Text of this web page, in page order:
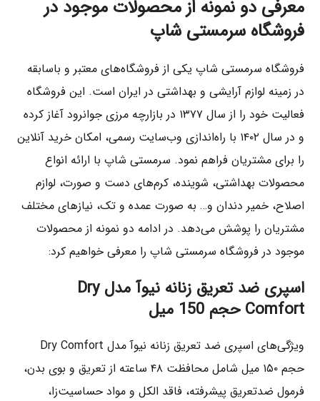
معرفی دو نمونه از محصولات موجود در
فروشگاه سرمستی شاپ
فروشگاه سرمستی شاپ یکی از فروشگاه‌های معتبر و باسابقه
در زمینه لوازم آرایشی و بهداشتی در ایران است. این فروشگاه
فعالیت خود را از سال ۱۳۷۷ در بازارچه مرزی جوانرود آغاز کرده
و در سال ۱۴۰۲ با راه‌اندازی وب‌سایت رسمی، امکان خرید آنلاین
را برای مشتریان فراهم نمود. سرمستی شاپ با ارائه انواع
محصولات بهداشتی، شوینده، کرم‌های دست و صورت، لوازم
اصلاح، خمیر دندان و… به صورت عمده و تک، نیازهای مختلف
مشتریان را پوشش می‌دهد. در ادامه دو نمونه از محصولات
موجود در فروشگاه سرمستی شاپ را معرفی خواهیم کرد:
اسپری ضد تعریق زنانه نیوآ مدل Dry
Comfort حجم 150 میل
ویژگی‌های اسپری ضد تعریق زنانه نیوآ مدل Dry Comfort
حجم ۱۵۰ میل شامل محافظت ۴۸ ساعته از تعریق و بوی بدن،
فرمول ضدتعریق پیشرفته، فاقد الکل و مواد حساسیت‌زا،